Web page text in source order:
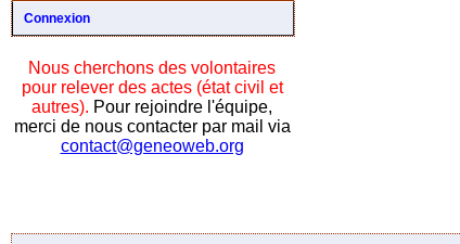
Connexion
Nous cherchons des volontaires
pour relever des actes (état civil et
autres). Pour rejoindre l'équipe,
merci de nous contacter par mail via
contact@geneoweb.org